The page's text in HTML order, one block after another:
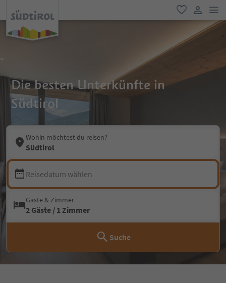
favorit
user link
Die besten Unterkünfte in
Südtirol
Wohin möchtest du reisen?
Südtirol
Reisedatum wählen
Gäste & Zimmer
2 Gäste / 1 Zimmer
Suche